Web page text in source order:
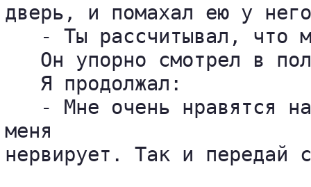
дверь, и помахал ею у
- Ты рассчитывал, что
Он упорно смотрел в
   Я продолжал:
- Мне очень нравятся
меня
нервирует. Так и передай